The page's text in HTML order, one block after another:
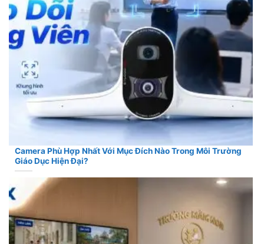
Camera Phù Hợp Nhất Với Mục Đích Nào Trong Môi Trường
Giáo Dục Hiện Đại?